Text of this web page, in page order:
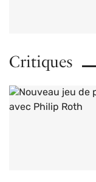
Critiques